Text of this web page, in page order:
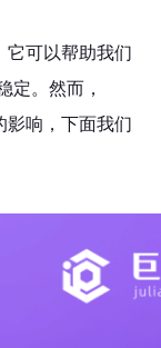
它可以帮助我们
定。然而，
影响，下面我们